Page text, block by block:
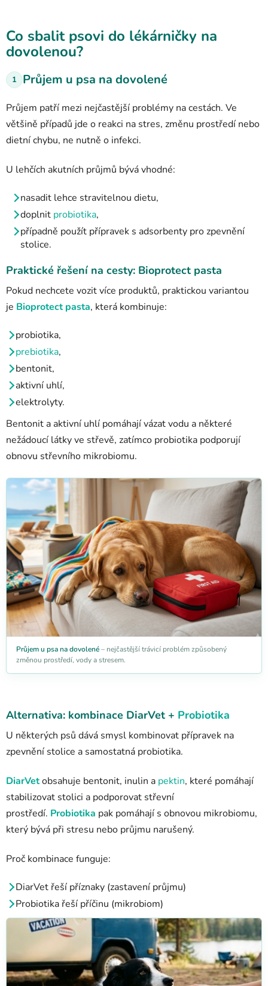
Co sbalit psovi do lékárničky na
dovolenou?
1 Průjem u psa na dovolené
Průjem patří mezi nejčastější problémy na cestách. Ve
většině případů jde o reakci na stres, změnu prostředí nebo
dietní chybu, ne nutně o infekci.
U lehčích akutních průjmů bývá vhodné:
nasadit lehce stravitelnou dietu,
doplnit probiotika,
případně použít přípravek s adsorbenty pro zpevnění
stolice.
Praktické řešení na cesty: Bioprotect pasta
Pokud nechcete vozit více produktů, praktickou variantou
je Bioprotect pasta, která kombinuje:
probiotika,
prebiotika,
bentonit,
aktivní uhlí,
elektrolyty.
Bentonit a aktivní uhlí pomáhají vázat vodu a některé
nežádoucí látky ve střevě, zatímco probiotika podporují
obnovu střevního mikrobiomu.
Průjem u psa na dovolené– nejčastější trávicí problém způsobený
změnou prostředí, vody a stresem.
Alternativa: kombinace DiarVet + Probiotika
U některých psů dává smysl kombinovat přípravek na
zpevnění stolice a samostatná probiotika.
DiarVetobsahuje bentonit, inulin a pektin, které pomáhají
stabilizovat stolici a podporovat střevní
prostředí. Probiotika pak pomáhají s obnovou mikrobiomu,
který bývá při stresu nebo průjmu narušený.
Proč kombinace funguje:
DiarVet řeší příznaky (zastavení průjmu)
Probiotika řeší příčinu (mikrobiom)